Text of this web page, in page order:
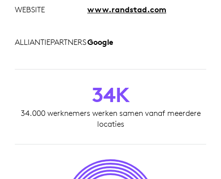
WEBSITE www.randstad.com
ALLIANTIEPARTNERSGoogle
34K
34.000 werknemers werken samen vanaf meerdere
locaties